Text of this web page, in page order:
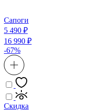
Сапоги
5 490 ₽
16 990 ₽
-67%
Скидка